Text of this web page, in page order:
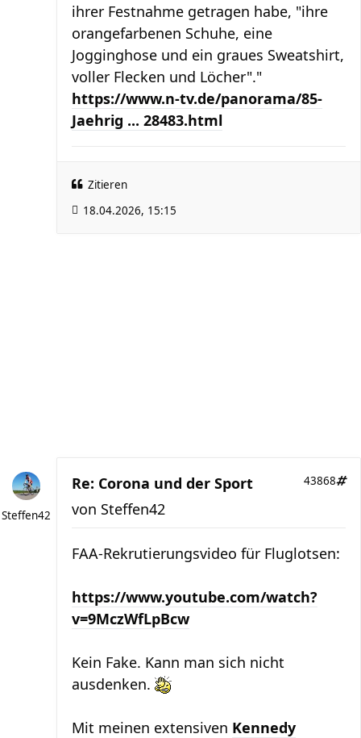
ihrer Festnahme getragen habe, "ihre
orangefarbenen Schuhe, eine
Jogginghose und ein graues Sweatshirt,
voller Flecken und Löcher"."
https://www.n-tv.de/panorama/85-
Jaehrig ... 28483.html
Zitieren
18.04.2026, 15:15
Steffen42
Re: Corona und der Sport 43868
von Steffen42
FAA-Rekrutierungsvideo für Fluglotsen:
https://www.youtube.com/watch?
v=9MczWfLpBcw
Kein Fake. Kann man sich nicht
ausdenken.
Mit meinen extensiven Kennedy